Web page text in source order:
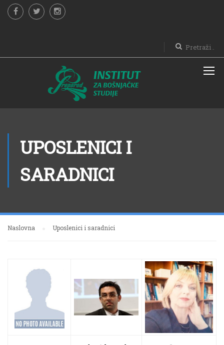
UPOSLENICI I
SARADNICI
Naslovna Uposlenici i saradnici